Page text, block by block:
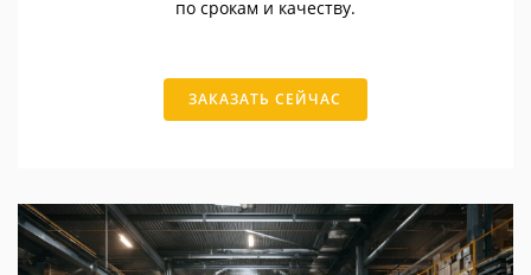
по срокам и качеству.
ЗАКАЗАТЬ СЕЙЧАС